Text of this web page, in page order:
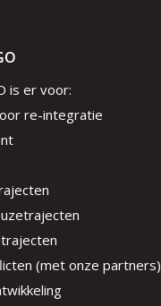
is er voor:
re-integratie
(met onze partners)